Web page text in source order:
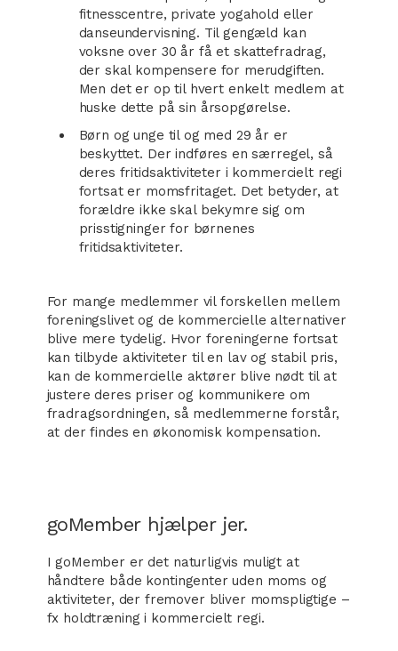
fitnesscentre, private yogahold eller
danseundervisning. Til gengæld kan
voksne over 30 år få et skattefradrag,
der skal kompensere for merudgiften.
Men det er op til hvert enkelt medlem at
huske dette på sin årsopgørelse.
Børn og unge til og med 29 år er
beskyttet. Der indføres en særregel, så
deres fritidsaktiviteter i kommercielt regi
fortsat er momsfritaget. Det betyder, at
forældre ikke skal bekymre sig om
prisstigninger for børnenes
fritidsaktiviteter.
For mange medlemmer vil forskellen mellem
foreningslivet og de kommercielle alternativer
blive mere tydelig. Hvor foreningerne fortsat
kan tilbyde aktiviteter til en lav og stabil pris,
kan de kommercielle aktører blive nødt til at
justere deres priser og kommunikere om
fradragsordningen, så medlemmerne forstår,
at der findes en økonomisk kompensation.
goMember hjælper jer.
I goMember er det naturligvis muligt at
håndtere både kontingenter uden moms og
aktiviteter, der fremover bliver momspligtige –
fx holdtræning i kommercielt regi.